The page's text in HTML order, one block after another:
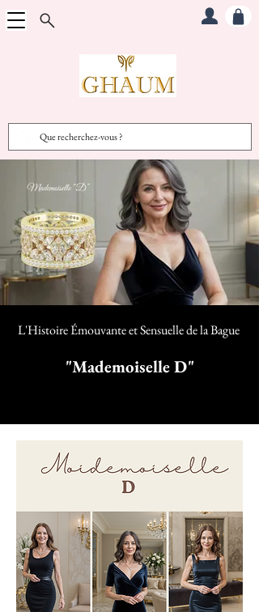
L'Histoire Émouvante et Sensuelle de la Bague
"Mademoiselle D"